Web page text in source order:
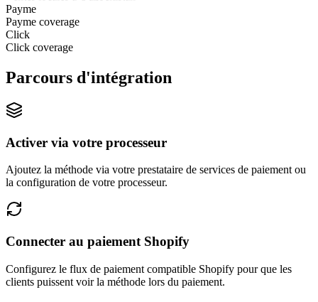
Payme
Payme coverage
Click
Click coverage
Parcours d'intégration
Activer via votre processeur
Ajoutez la méthode via votre prestataire de services de paiement ou
la configuration de votre processeur.
Connecter au paiement Shopify
Configurez le flux de paiement compatible Shopify pour que les
clients puissent voir la méthode lors du paiement.